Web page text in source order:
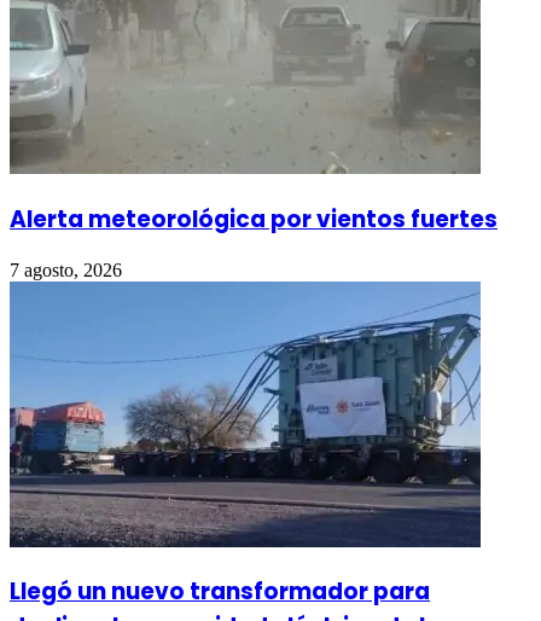
Alerta meteorológica por vientos fuertes
7 agosto, 2026
Llegó un nuevo transformador para